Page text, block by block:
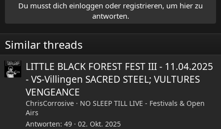
o
n
e
n
:
Du musst dich einloggen oder registrieren, um hier zu
antworten.
Similar threads
LITTLE BLACK FOREST FEST III - 11.04.2025
- VS-Villingen SACRED STEEL; VULTURES
VENGEANCE
ChrisCorrosive
NO SLEEP TILL LIVE - Festivals & Open
Airs
Antworten 49 02. Okt. 2025